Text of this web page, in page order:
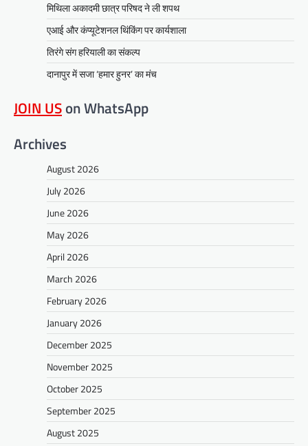
मिथिला अकादमी छात्र परिषद ने ली शपथ
एआई और कंप्यूटेशनल थिंकिंग पर कार्यशाला
तिरंगे संग हरियाली का संकल्प
दानापुर में सजा ‘हमार हुनर’ का मंच
JOIN USon WhatsApp
Archives
August 2026
July 2026
June 2026
May 2026
April 2026
March 2026
February 2026
January 2026
December 2025
November 2025
October 2025
September 2025
August 2025